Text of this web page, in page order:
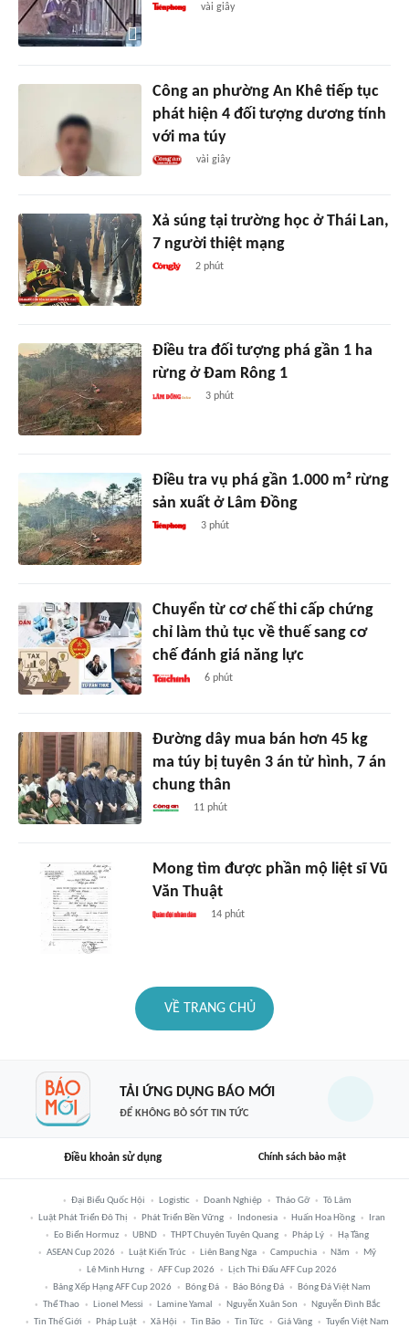
vài giây
Công an phường An Khê tiếp tục
phát hiện 4 đối tượng dương tính
với ma túy
vài giây
Xả súng tại trường học ở Thái Lan,
7 người thiệt mạng
2 phút
Điều tra đối tượng phá gần 1 ha
rừng ở Đam Rông 1
3 phút
Điều tra vụ phá gần 1.000 m² rừng
sản xuất ở Lâm Đồng
3 phút
Chuyển từ cơ chế thi cấp chứng
chỉ làm thủ tục về thuế sang cơ
chế đánh giá năng lực
6 phút
Đường dây mua bán hơn 45 kg
ma túy bị tuyên 3 án tử hình, 7 án
chung thân
11 phút
Mong tìm được phần mộ liệt sĩ Vũ
Văn Thuật
14 phút
VỀ TRANG CHỦ
TẢI ỨNG DỤNG BÁO MỚI
ĐỂ KHÔNG BỎ SÓT TIN TỨC
Điều khoản sử dụng Chính sách bảo mật
Đại Biểu Quốc Hội Logistic Doanh Nghiệp Tháo Gỡ
Tô Lâm
Luật Phát Triển Đô Thị
Phát Triển Bền Vững Indonesia Huấn Hoa Hồng
Iran
Eo Biển Hormuz
UBND THPT Chuyên Tuyên Quang Pháp Lý
Hạ Tầng
ASEAN Cup 2026
Luật Kiến Trúc Liên Bang Nga Campuchia Năm
Mỹ
Lê Minh Hưng
AFF Cup 2026
Lịch Thi Đấu AFF Cup 2026
Bảng Xếp Hạng AFF Cup 2026
Bóng Đá Báo Bóng Đá
Bóng Đá Việt Nam
Thể Thao
Lionel Messi Lamine Yamal Nguyễn Xuân Son
Nguyễn Đình Bắc
Tin Thế Giới
Pháp Luật Xã Hội Tin Bão Tin Tức Giá Vàng Tuyển Việt Nam